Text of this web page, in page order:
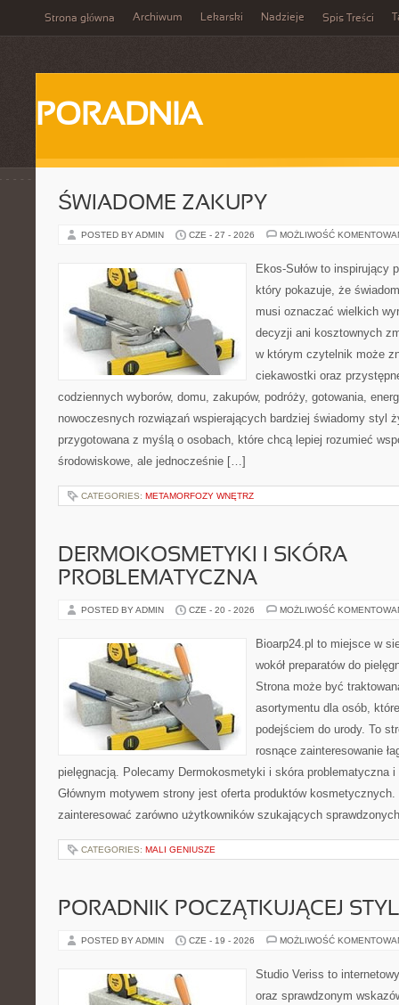
Strona główna Archiwum Lekarski Nadzieje Spis Treści
PORADNIA
ŚWIADOME ZAKUPY
POSTED BY ADMIN CZE - 27 - 2026 MOŻLIWOŚĆ
Ekos-Sułów to inspirujący
który pokazuje, że
musi oznaczać wielkich
decyzji ani kosztownych
w którym czytelnik może
ciekawostki oraz
codziennych wyborów, domu, zakupów, podróży, gotowania,
nowoczesnych rozwiązań wspierających bardziej świadomy styl
przygotowana z myślą o osobach, które chcą lepiej rozumieć
środowiskowe, ale jednocześnie […]
CATEGORIES: METAMORFOZY WNĘTRZ
DERMOKOSMETYKI I SKÓRA
PROBLEMATYCZNA
POSTED BY ADMIN CZE - 20 - 2026 MOŻLIWOŚĆ
Bioarp24.pl to miejsce w
wokół preparatów do
Strona może być
asortymentu dla osób,
podejściem do urody. To
rosnące zainteresowanie
pielęgnacją. Polecamy Dermokosmetyki i skóra problematyczna i
Głównym motywem strony jest oferta produktów
zainteresować zarówno użytkowników szukających
CATEGORIES: MALI GENIUSZE
PORADNIK POCZĄTKUJĄCEJ
POSTED BY ADMIN CZE - 19 - 2026 MOŻLIWOŚĆ
Studio Veriss to
oraz sprawdzonym